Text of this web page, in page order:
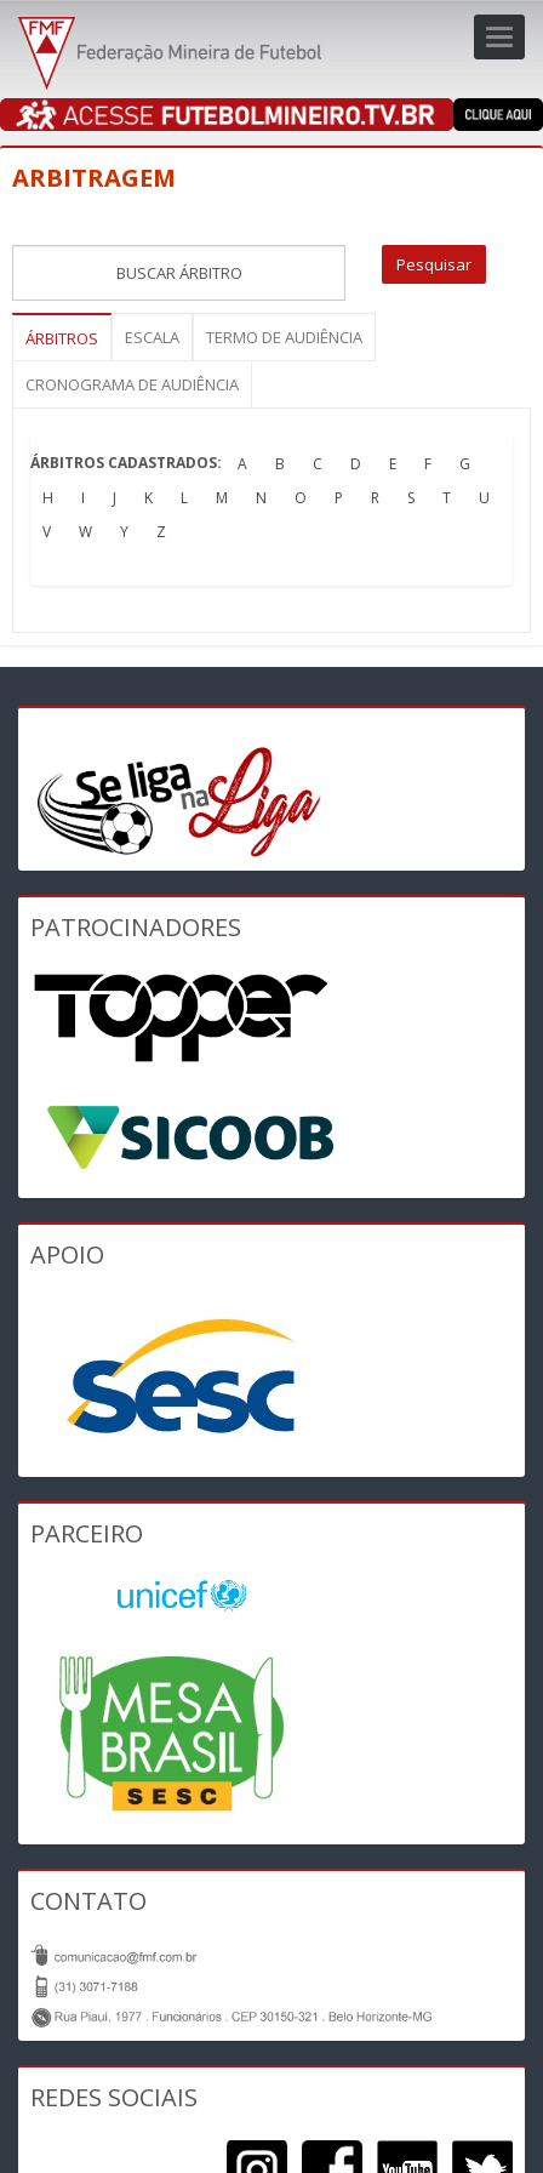
ARBITRAGEM
ÁRBITROS ESCALA TERMO DE AUDIÊNCIA
CRONOGRAMA DE AUDIÊNCIA
ÁRBITROS CADASTRADOS: A B C D E F
G
H
I J K L M N O P R S T
U
V
W Y Z
PATROCINADORES
APOIO
PARCEIRO
CONTATO
REDES SOCIAIS